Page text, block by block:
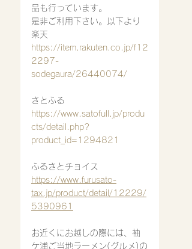
品も行っています。
是非ご利用下さい。以下より
楽天
https://item.rakuten.co.jp/f12
2297-
sodegaura/26440074/
さとふる
https://www.satofull.jp/produ
cts/detail.php?
product_id=1294821
ふるさとチョイス
https://www.furusato-
tax.jp/product/detail/12229/
5390961
お近くにお越しの際には、袖
ケ浦ご当地ラーメン(グルメ)の